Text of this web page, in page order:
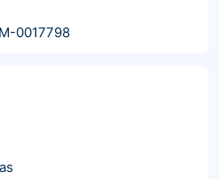
0017798